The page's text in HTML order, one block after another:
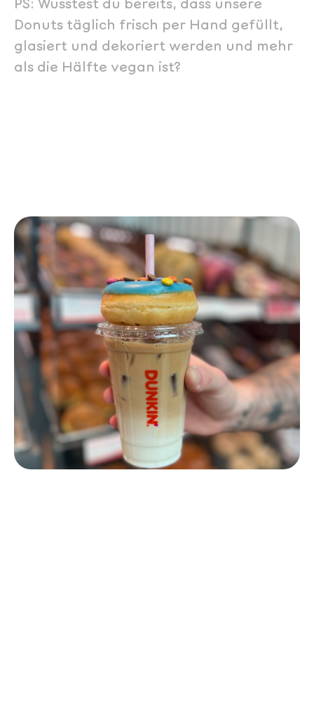
Donuts täglich frisch per Hand gefüllt,
glasiert und dekoriert werden und mehr
als die Hälfte vegan ist?